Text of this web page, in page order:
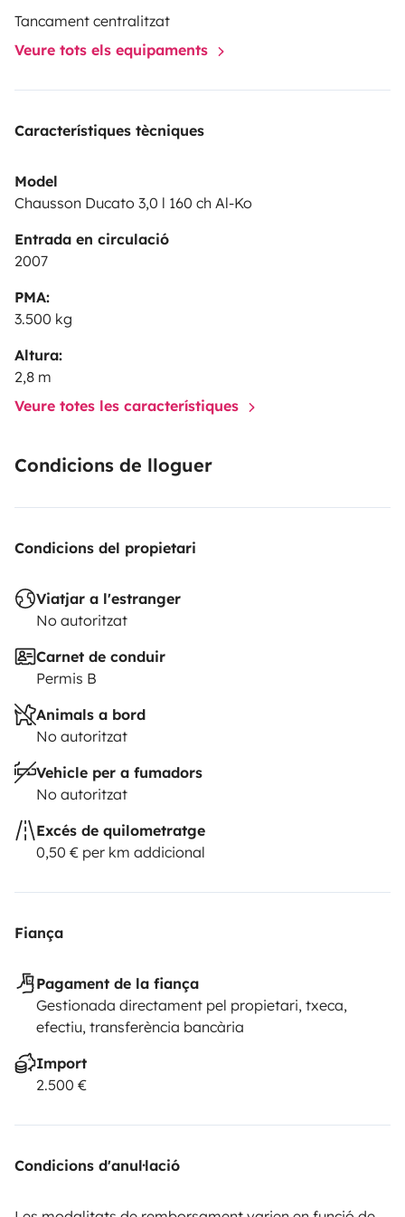
Tancament centralitzat
Veure tots els equipaments
Característiques tècniques
Model
Chausson Ducato 3,0 l 160 ch Al-Ko
Entrada en circulació
2007
PMA:
3.500 kg
Altura:
2,8 m
Veure totes les característiques
Condicions de lloguer
Condicions del propietari
Viatjar a l'estranger
No autoritzat
Carnet de conduir
Permis B
Animals a bord
No autoritzat
Vehicle per a fumadors
No autoritzat
Excés de quilometratge
0,50 € per km addicional
Fiança
Pagament de la fiança
Gestionada directament pel propietari, txeca,
efectiu, transferència bancària
Import
2.500 €
Condicions d'anul·lació